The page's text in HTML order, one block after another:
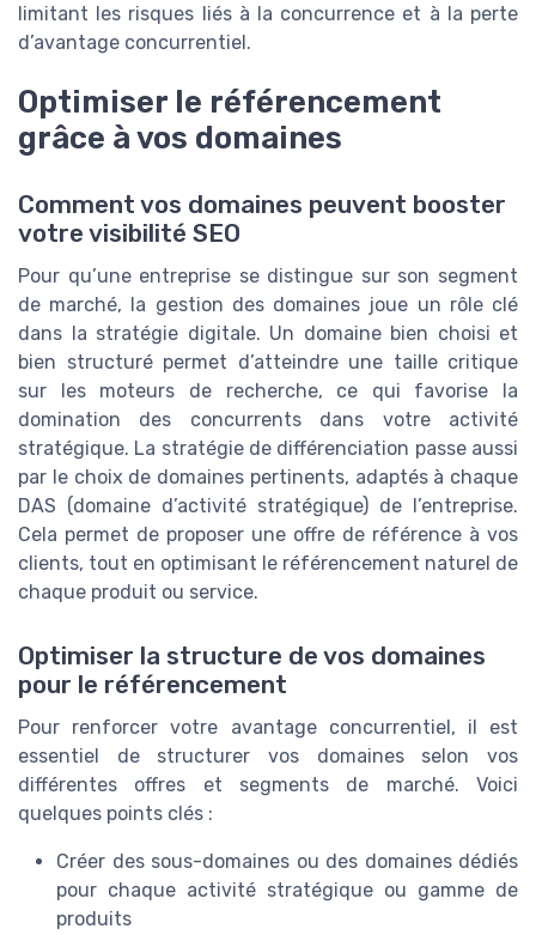
limitant les risques liés à la concurrence et à la perte
d’avantage concurrentiel.
Optimiser le référencement
grâce à vos domaines
Comment vos domaines peuvent booster
votre visibilité SEO
Pour qu’une entreprise se distingue sur son segment
de marché, la gestion des domaines joue un rôle clé
dans la stratégie digitale. Un domaine bien choisi et
bien structuré permet d’atteindre une taille critique
sur les moteurs de recherche, ce qui favorise la
domination des concurrents dans votre activité
stratégique. La stratégie de différenciation passe aussi
par le choix de domaines pertinents, adaptés à chaque
DAS (domaine d’activité stratégique) de l’entreprise.
Cela permet de proposer une offre de référence à vos
clients, tout en optimisant le référencement naturel de
chaque produit ou service.
Optimiser la structure de vos domaines
pour le référencement
Pour renforcer votre avantage concurrentiel, il est
essentiel de structurer vos domaines selon vos
différentes offres et segments de marché. Voici
quelques points clés :
Créer des sous-domaines ou des domaines dédiés
pour chaque activité stratégique ou gamme de
produits